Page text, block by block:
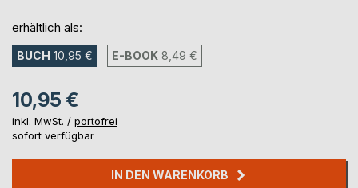
erhältlich als:
BUCH 10,95 € E-BOOK 8,49 €
10,95 €
inkl. MwSt. / portofrei
sofort verfügbar
IN DEN WARENKORB